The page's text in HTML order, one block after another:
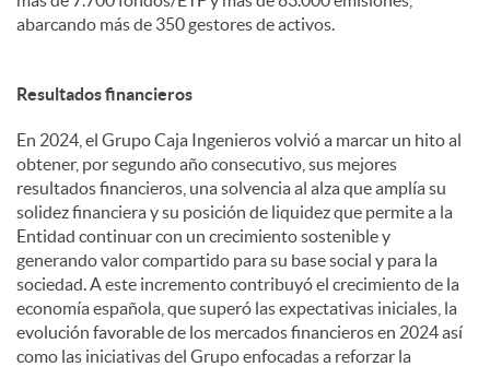
abarcando más de 350 gestores de activos.
Resultados financieros
En 2024, el Grupo Caja Ingenieros volvió a marcar un hito al
obtener, por segundo año consecutivo, sus mejores
resultados financieros, una solvencia al alza que amplía su
solidez financiera y su posición de liquidez que permite a la
Entidad continuar con un crecimiento sostenible y
generando valor compartido para su base social y para la
sociedad. A este incremento contribuyó el crecimiento de la
economía española, que superó las expectativas iniciales, la
evolución favorable de los mercados financieros en 2024 así
como las iniciativas del Grupo enfocadas a reforzar la